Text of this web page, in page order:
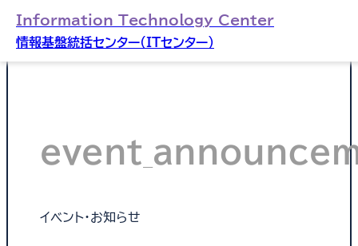
Information Technology Center
情報基盤統括センター（ITセンター）
イベント・お知らせ